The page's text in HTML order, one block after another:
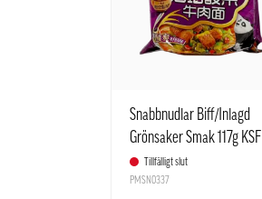
Snabbnudlar Biff/Inlagd
Grönsaker Smak 117g KSF
KinaTillfälligt slut
PMSN0337